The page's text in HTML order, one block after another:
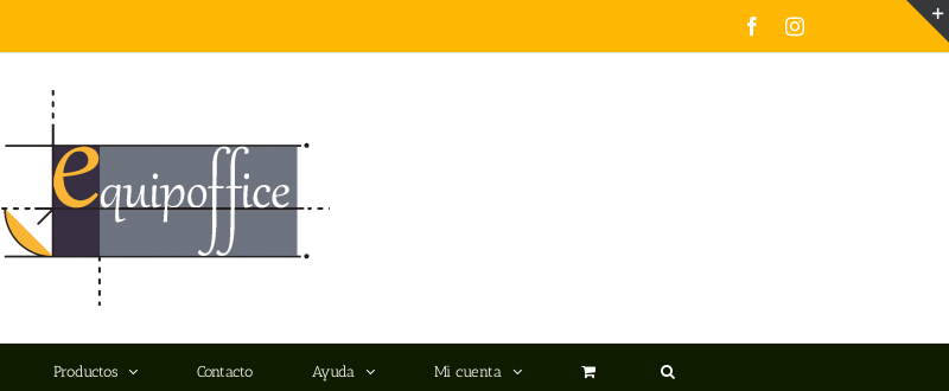
FacebookInstagram
Productos Contacto Ayuda Mi cuenta